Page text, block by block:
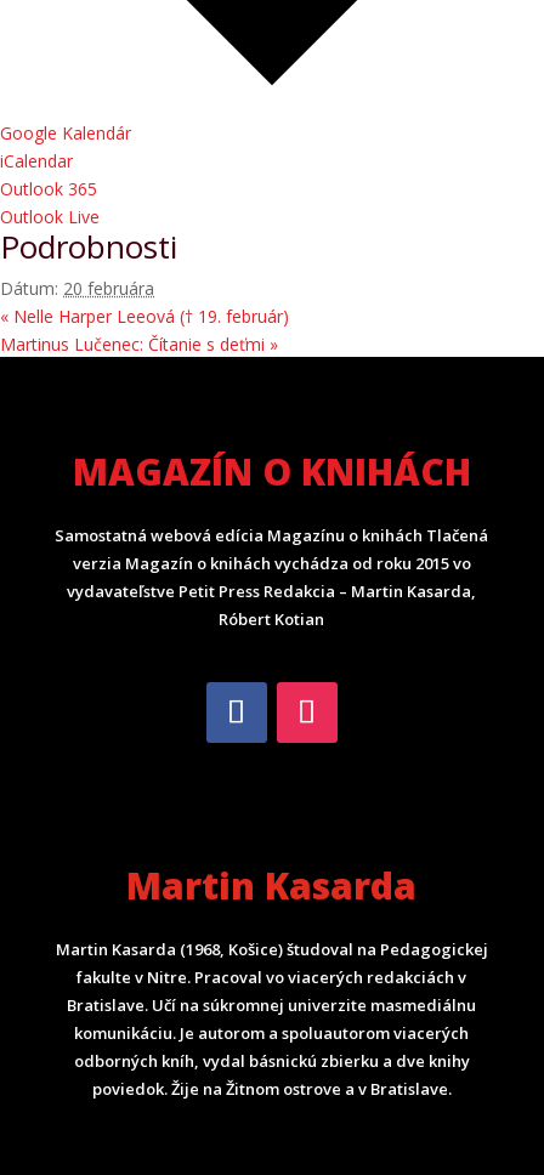
Google Kalendár
iCalendar
Outlook 365
Outlook Live
Podrobnosti
Dátum: 20 februára
« Nelle Harper Leeová († 19. február)
Martinus Lučenec: Čítanie s deťmi »
MAGAZÍN O KNIHÁCH
Samostatná webová edícia Magazínu o knihách Tlačená
verzia Magazín o knihách vychádza od roku 2015 vo
vydavateľstve Petit Press Redakcia – Martin Kasarda,
Róbert Kotian
Martin Kasarda
Martin Kasarda (1968, Košice) študoval na Pedagogickej
fakulte v Nitre. Pracoval vo viacerých redakciách v
Bratislave. Učí na súkromnej univerzite masmediálnu
komunikáciu. Je autorom a spoluautorom viacerých
odborných kníh, vydal básnickú zbierku a dve knihy
poviedok. Žije na Žitnom ostrove a v Bratislave.